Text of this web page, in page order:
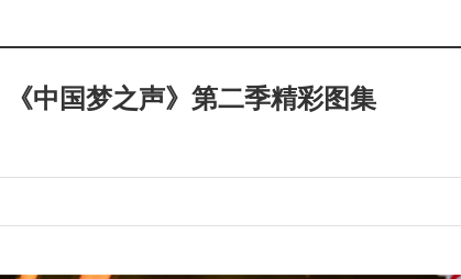
《中国梦之声》第二季精彩图集